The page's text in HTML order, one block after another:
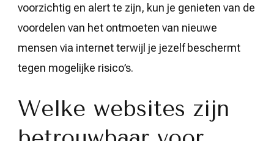
voorzichtig en alert te zijn, kun je genieten van de
voordelen van het ontmoeten van nieuwe
mensen via internet terwijl je jezelf beschermt
tegen mogelijke risico’s.
Welke websites zijn